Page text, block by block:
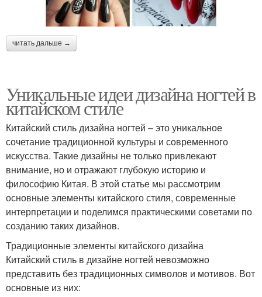
читать дальше →
Уникальные идеи дизайна ногтей в
китайском стиле
Китайский стиль дизайна ногтей – это уникальное
сочетание традиционной культуры и современного
искусства. Такие дизайны не только привлекают
внимание, но и отражают глубокую историю и
философию Китая. В этой статье мы рассмотрим
основные элементы китайского стиля, современные
интерпретации и поделимся практическими советами по
созданию таких дизайнов.
Традиционные элементы китайского дизайна
Китайский стиль в дизайне ногтей невозможно
представить без традиционных символов и мотивов. Вот
основные из них: